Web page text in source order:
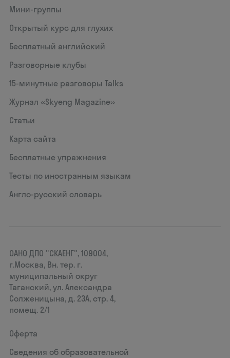
Мини-группы
Открытый курс для глухих
Бесплатный английский
Разговорные клубы
15‑минутные разговоры Talks
Журнал «Skyeng Magazine»
Статьи
Карта сайта
Бесплатные упражнения
Тесты по иностранным языкам
Англо-русский словарь
ОАНО ДПО "СКАЕНГ", 109004,
г.Москва, Вн. тер. г.
муниципальный округ
Таганский, ул. Александра
Солженицына, д. 23А, стр. 4,
помещ. 2/1
Оферта
Сведения об образовательной